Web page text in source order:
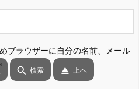
ブラウザーに自分の名前、メール
 検索  上へ